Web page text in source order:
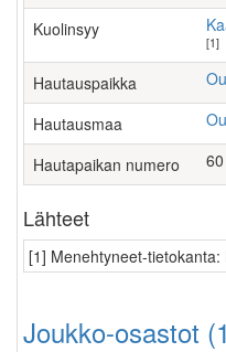
Kuolinsyy
[1]
Hautauspaikka
Hautausmaa
Hautapaikan numero 60
Lähteet
[1] Menehtyneet-
Joukko-osastot